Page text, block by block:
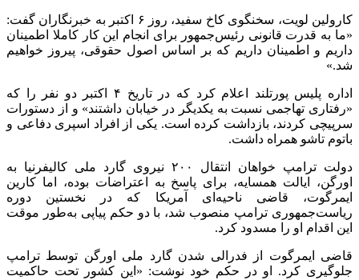
کارولین لویت، سخنگوی کاخ سفید، روز ۶ اکتبر به خبرنگاران گفت:
«ما به قدرت قانونی رئیس‌جمهور برای انجام این کار کاملا اطمینان
داریم و اطمینان داریم که بر اساس اصول حقوقی، پیروز خواهیم
شد.»
اداره پلیس پورتلند اعلام کرد که در تاریخ ۴ اکتبر دو نفر را که
«رفتاری تهاجمی نسبت به یکدیگر در خیابان داشتند» و از دستورات
سرپیچی کردند، بازداشت کرده است. یکی از افراد اسپری دفاعی و
باتوم تاشو همراه داشت.
دولت ترامپ خواهان انتقال ۲۰۰ نیروی گارد ملی کالیفرنیا به
اورگن، ایالت همسایه، برای پاسخ به اعتراضات بوده، اما کارین
ایمرگوت، قاضی ناحیه‌ای آمریکا که در نخستین دوره
ریاست‌جمهوری ترامپ منصوب شد، با دو حکم پیاپی به‌طور موقت
این اقدام او را مسدود کرد.
قاضی ایمرگوت از فدرالی شدن گارد ملی اورگن توسط ترامپ
جلوگیری کرد. او در حکم خود نوشت: «این کشور تحت حاکمیت